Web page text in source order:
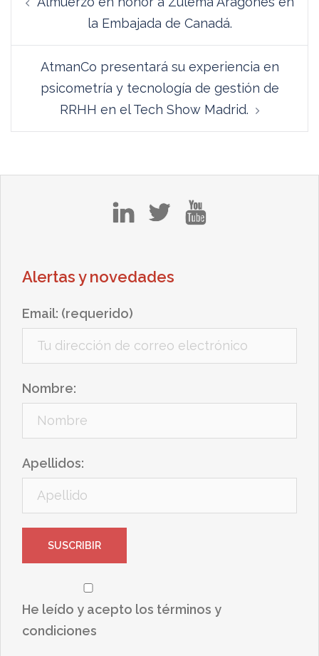
de
entradasla Embajada de Canadá.
AtmanCo presentará su experiencia en
psicometría y tecnología de gestión de
RRHH en el Tech Show Madrid.
Alertas y novedades
Email: (requerido)
Nombre:
Apellidos:
He leído y acepto los términos y
condiciones